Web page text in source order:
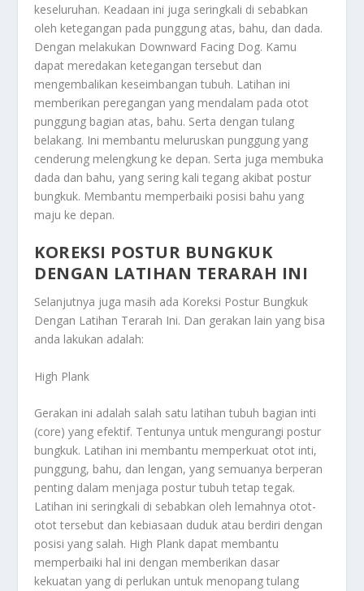
keseluruhan. Keadaan ini juga seringkali di sebabkan
oleh ketegangan pada punggung atas, bahu, dan dada.
Dengan melakukan Downward Facing Dog. Kamu
dapat meredakan ketegangan tersebut dan
mengembalikan keseimbangan tubuh. Latihan ini
memberikan peregangan yang mendalam pada otot
punggung bagian atas, bahu. Serta dengan tulang
belakang. Ini membantu meluruskan punggung yang
cenderung melengkung ke depan. Serta juga membuka
dada dan bahu, yang sering kali tegang akibat postur
bungkuk. Membantu memperbaiki posisi bahu yang
maju ke depan.
KOREKSI POSTUR BUNGKUK
DENGAN LATIHAN TERARAH INI
Selanjutnya juga masih ada Koreksi Postur Bungkuk
Dengan Latihan Terarah Ini. Dan gerakan lain yang bisa
anda lakukan adalah:
High Plank
Gerakan ini adalah salah satu latihan tubuh bagian inti
(core) yang efektif. Tentunya untuk mengurangi postur
bungkuk. Latihan ini membantu memperkuat otot inti,
punggung, bahu, dan lengan, yang semuanya berperan
penting dalam menjaga postur tubuh tetap tegak.
Latihan ini seringkali di sebabkan oleh lemahnya otot-
otot tersebut dan kebiasaan duduk atau berdiri dengan
posisi yang salah. High Plank dapat membantu
memperbaiki hal ini dengan memberikan dasar
kekuatan yang di perlukan untuk menopang tulang